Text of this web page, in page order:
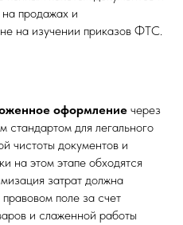
продажах и
на изучении приказов ФТС.
оформление через
стандартом для легального
чистоты документов и
на этом этапе обходятся
затрат должна
поле за счет
и слаженной работы